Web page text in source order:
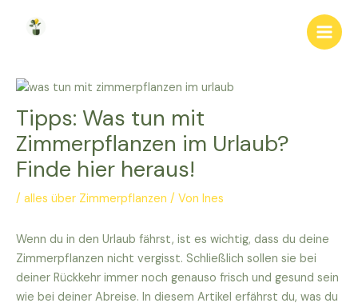
Main
Tipps: Was tun mit
Zimmerpflanzen im Urlaub?
Finde hier heraus!
/ alles über Zimmerpflanzen / Von Ines
Wenn du in den Urlaub fährst, ist es wichtig, dass du deine
Zimmerpflanzen nicht vergisst. Schließlich sollen sie bei
deiner Rückkehr immer noch genauso frisch und gesund sein
wie bei deiner Abreise. In diesem Artikel erfährst du, was du